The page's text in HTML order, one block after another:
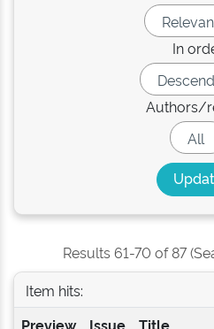
In
Authors/
Results 61-70 of 87
Item hits:
Preview
Issue Title